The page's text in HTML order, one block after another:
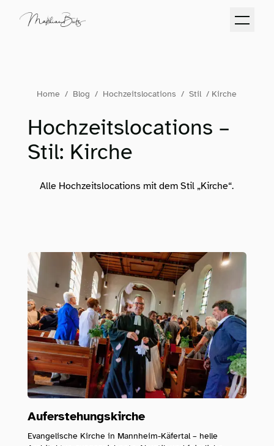
Folge dem Fotografen auf Instagram
Folge dem Fotografen auf TikTok
Videos des Fotografen auf
Home / Blog / Hochzeitslocations / Stil / Kirche
Hochzeitslocations –
Stil: Kirche
Alle Hochzeitslocations mit dem Stil „Kirche“.
Auferstehungskirche
Evangelische Kirche in Mannheim-Käfertal – helle